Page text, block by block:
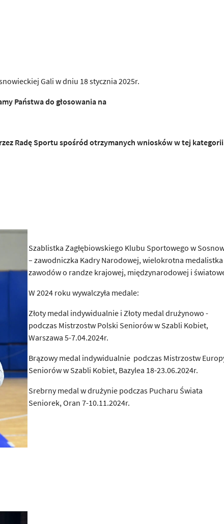
Gali w dniu 18 stycznia 2025r.
Państwa do głosowania na
Radę Sportu spośród otrzymanych wniosków w tej
Szablistka Zagłębiowskiego Klubu Sportowego w
– zawodniczka Kadry Narodowej, wielokrotna medalistka
zawodów o randze krajowej, międzynarodowej i
W 2024 roku wywalczyła medale:
Złoty medal indywidualnie i Złoty medal drużynowo -
podczas Mistrzostw Polski Seniorów w Szabli Kobiet,
Warszawa 5-7.04.2024r.
Brązowy medal indywidualnie podczas Mistrzostw
Seniorów w Szabli Kobiet, Bazylea 18-23.06.2024r.
Srebrny medal w drużynie podczas Pucharu Świata
Seniorek, Oran 7-10.11.2024r.